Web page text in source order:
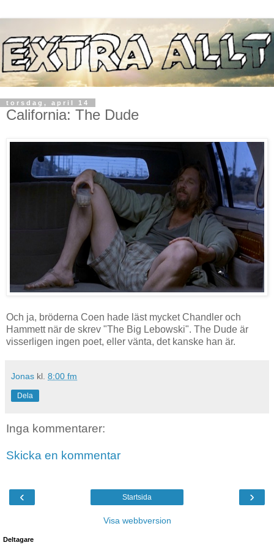
torsdag, april 14
California: The Dude
Och ja, bröderna Coen hade läst mycket Chandler och
Hammett när de skrev "The Big Lebowski". The Dude är
visserligen ingen poet, eller vänta, det kanske han är.
Jonas kl. 8:00 fm
Dela
Inga kommentarer:
Skicka en kommentar
‹ ›
Startsida
Visa webbversion
Deltagare